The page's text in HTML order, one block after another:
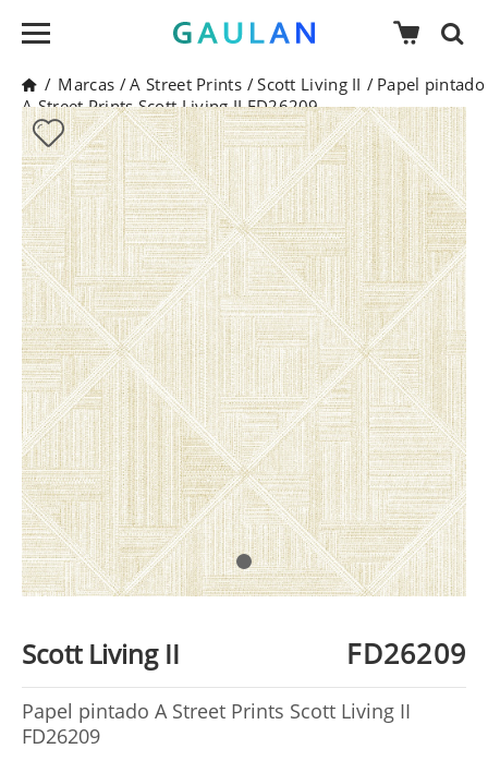
/ Marcas /A Street Prints /Scott Living II / Papel pintado
A Street Prints Scott Living II FD26209
Scott Living II FD26209
Papel pintado A Street Prints Scott Living II
FD26209